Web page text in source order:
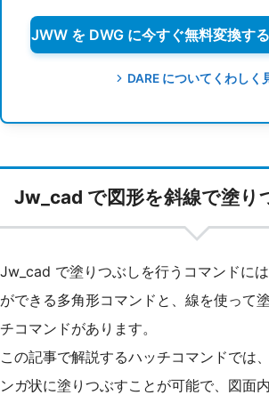
JWW を DWG に今すぐ無料変換する
DARE についてくわしく
Jw_cad で図形を斜線で塗り
Jw_cad で塗りつぶしを行うコマンドに
ができる多角形コマンドと、線を使って
チコマンドがあります。
この記事で解説するハッチコマンドでは
ンガ状に塗りつぶすことが可能で、図面